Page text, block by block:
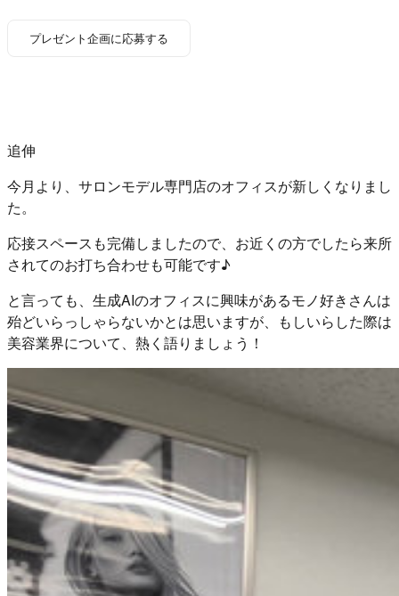
プレゼント企画に応募する
追伸
今月より、サロンモデル専門店のオフィスが新しくなりまし
た。
応接スペースも完備しましたので、お近くの方でしたら来所
されてのお打ち合わせも可能です♪
と言っても、生成AIのオフィスに興味があるモノ好きさんは
殆どいらっしゃらないかとは思いますが、もしいらした際は
美容業界について、熱く語りましょう！